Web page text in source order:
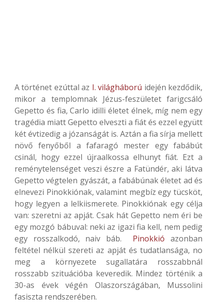
A történet ezúttal az I. világháború idején kezdődik,
mikor a templomnak Jézus-feszületet farigcsáló
Gepetto és fia, Carlo idilli életet élnek, míg nem egy
tragédia miatt Gepetto elveszti a fiát és ezzel együtt
két évtizedig a józanságát is. Aztán a fia sírja mellett
növő fenyőből a fafaragó mester egy fabábút
csinál, hogy ezzel újraalkossa elhunyt fiát. Ezt a
reménytelenséget veszi észre a Fatündér, aki látva
Gepetto végtelen gyászát, a fabábúnak életet ad és
elnevezi Pinokkiónak, valamint megbíz egy tücsköt,
hogy legyen a lelkiismerete. Pinokkiónak egy célja
van: szeretni az apját. Csak hát Gepetto nem éri be
egy mozgó bábuval: neki az igazi fia kell, nem pedig
egy rosszalkodó, naiv báb. Pinokkió azonban
feltétel nélkül szereti az apját és tudatlansága, no
meg a környezete sugallatára rosszabbnál
rosszabb szituációba keveredik. Mindez történik a
30-as évek végén Olaszországában, Mussolini
fasiszta rendszerében.